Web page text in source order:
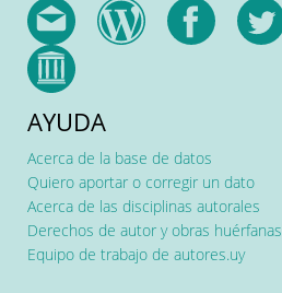
AYUDA
Acerca de la base de datos
Quiero aportar o corregir un dato
Acerca de las disciplinas autorales
Derechos de autor y obras huérfanas
Equipo de trabajo de autores.uy